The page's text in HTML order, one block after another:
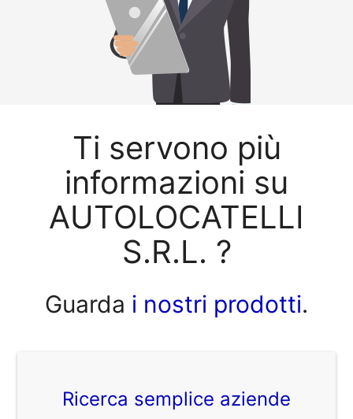
Ti servono più
informazioni su
AUTOLOCATELLI
S.R.L. ?
Guarda i nostri prodotti.
Ricerca semplice aziende